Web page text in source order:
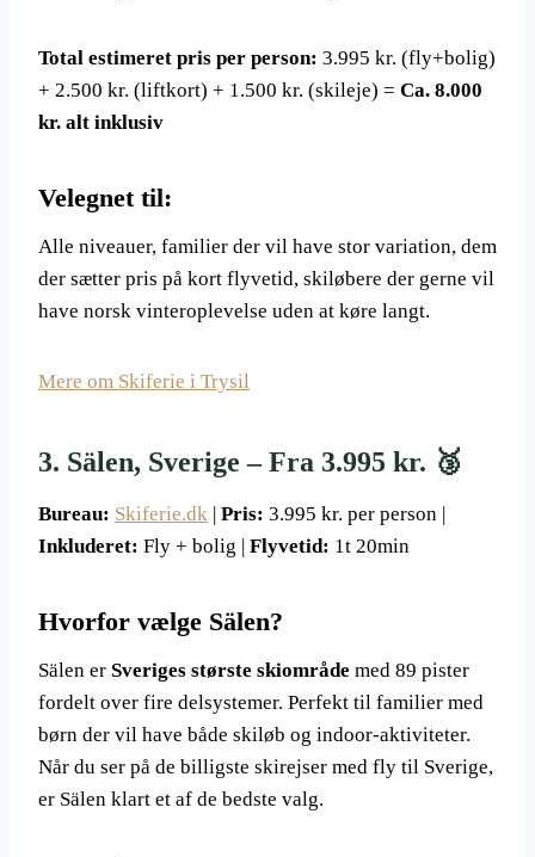
Total estimeret pris per person: 3.995 kr. (fly+bolig)
+ 2.500 kr. (liftkort) + 1.500 kr. (skileje) = Ca. 8.000
kr. alt inklusiv
Velegnet til:
Alle niveauer, familier der vil have stor variation, dem
der sætter pris på kort flyvetid, skiløbere der gerne vil
have norsk vinteroplevelse uden at køre langt.
Mere om Skiferie i Trysil
3. Sälen, Sverige – Fra 3.995 kr. 🥉
Bureau: Skiferie.dk | Pris: 3.995 kr. per person |
Inkluderet: Fly + bolig | Flyvetid: 1t 20min
Hvorfor vælge Sälen?
Sälen er Sveriges største skiområde med 89 pister
fordelt over fire delsystemer. Perfekt til familier med
børn der vil have både skiløb og indoor-aktiviteter.
Når du ser på de billigste skirejser med fly til Sverige,
er Sälen klart et af de bedste valg.